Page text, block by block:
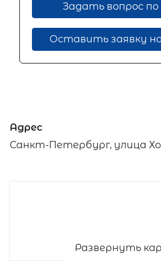
Задать вопрос
Оставить заявку
Адрес
Санкт-Петербург, улица
Развернуть